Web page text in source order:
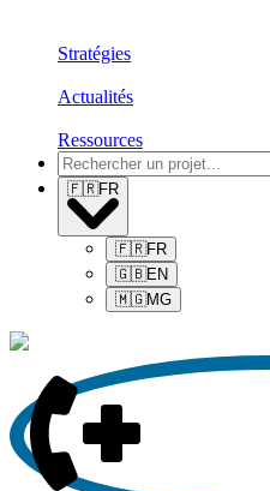
Stratégies
Actualités
Ressources
🇫🇷FR
🇫🇷FR
🇬🇧EN
🇲🇬MG